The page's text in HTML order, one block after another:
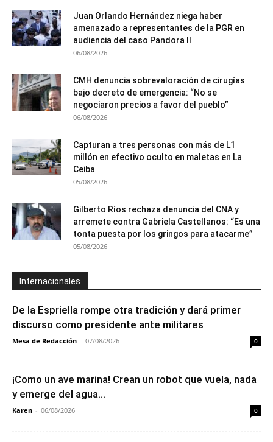
Juan Orlando Hernández niega haber
amenazado a representantes de la PGR en
audiencia del caso Pandora II
06/08/2026
CMH denuncia sobrevaloración de cirugías
bajo decreto de emergencia: “No se
negociaron precios a favor del pueblo”
06/08/2026
Capturan a tres personas con más de L1
millón en efectivo oculto en maletas en La
Ceiba
05/08/2026
Gilberto Ríos rechaza denuncia del CNA y
arremete contra Gabriela Castellanos: “Es una
tonta puesta por los gringos para atacarme”
05/08/2026
Internacionales
De la Espriella rompe otra tradición y dará primer
discurso como presidente ante militares
Mesa de Redacción - 07/08/2026 0
¡Como un ave marina! Crean un robot que vuela, nada
y emerge del agua...
Karen - 06/08/2026 0